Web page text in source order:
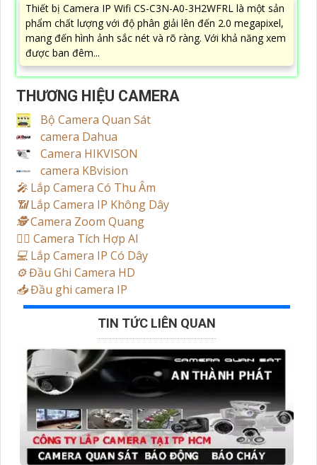
Thiết bị Camera IP Wifi CS-C3N-A0-3H2WFRL là một sản
phẩm chất lượng với độ phân giải lên đến 2.0 megapixel,
mang đến hình ảnh sắc nét và rõ ràng. Với khả năng xem
được ban đêm...
THƯƠNG HIỆU CAMERA
Bộ Camera Quan Sát
camera Dahua
Camera HIKVISON
camera KBvision
️🎤️ Lắp Camera Có Thu Âm
📶Lắp Camera IP Không Dây
🕵️Camera Zoom Quang
🧛‍♀️ Camera Tích Hợp AI
💻 Lắp Camera IP Có Dây
⚙️Đầu Ghi Camera HD
📥Đầu ghi camera IP
TIN TỨC LIÊN QUAN